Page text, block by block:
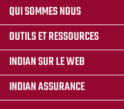
QUI SOMMES NOUS
OUTILS ET RESSOURCES
INDIAN SUR LE WEB
INDIAN ASSURANCE